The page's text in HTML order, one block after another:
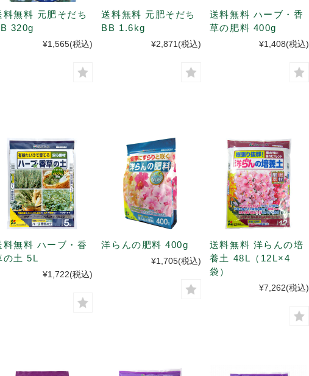
料無料 元肥そだち
320g
¥1,565(税込)
送料無料 元肥そだち
BB 1.6kg
¥2,871 (税込)
送料無料 ハーブ・香
草の肥料 400g
¥1,408(税込)
料無料 ハーブ・香
の土 5L
¥1,722(税込)
洋らんの肥料 400g
¥1,705(税込)
送料無料 洋らんの培
養土 48L（12L×4
袋）
¥7,262(税込)